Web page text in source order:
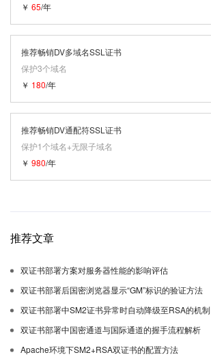
￥ 65/年
推荐畅销DV多域名SSL证书
保护3个域名
￥ 180/年
推荐畅销DV通配符SSL证书
保护1个域名+无限子域名
￥ 980/年
推荐文章
双证书部署方案对服务器性能的影响评估
双证书部署后国密浏览器显示“GM”标识的验证方法
双证书部署中SM2证书异常时自动降级至RSA的机制
双证书部署中国密通道与国际通道的握手流程解析
Apache环境下SM2+RSA双证书的配置方法